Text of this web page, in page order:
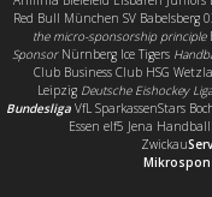
Red Bull München SV Babelsberg
the micro-sponsorship principle
SponsorNürnberg Ice Tigers
Club Business Club HSG
Leipzig Deutsche Eishockey Liga
Bundesliga VfL SparkassenStars
Essen elf5 Jena
Zwickau